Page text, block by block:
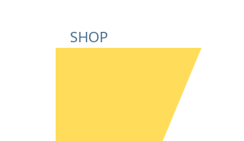
SHOP